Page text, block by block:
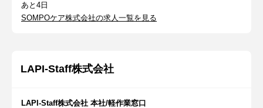
あと4日
SOMPOケア株式会社の求人一覧を見る
LAPI-Staff株式会社
LAPI-Staff株式会社 本社/軽作業窓口